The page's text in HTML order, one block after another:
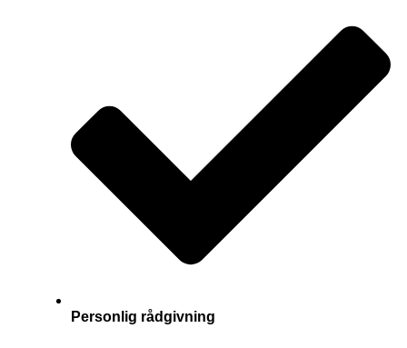
Personlig rådgivning